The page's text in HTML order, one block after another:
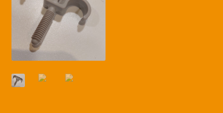
Betaling voltooid
Contact
FAQ